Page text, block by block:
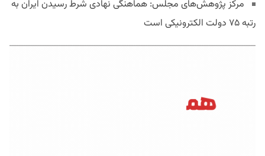
مرکز پژوهش‌های مجلس: هماهنگی نهادی شرط رسیدن ایران به
رتبه ۷۵ دولت الکترونیکی است